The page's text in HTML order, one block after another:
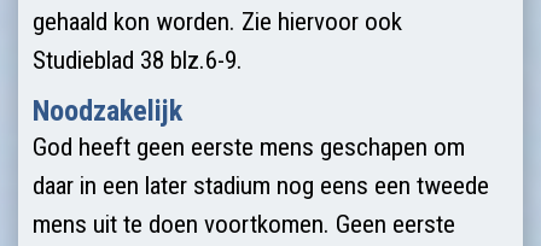
gehaald kon worden. Zie hiervoor ook
Studieblad 38 blz.6-9.
Noodzakelijk
God heeft geen eerste mens geschapen om
daar in een later stadium nog eens een tweede
mens uit te doen voortkomen. Geen eerste